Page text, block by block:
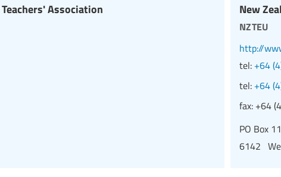
Association New
nzteu
http://
tel: +64
tel: +64
fax: +64
PO Box
6142